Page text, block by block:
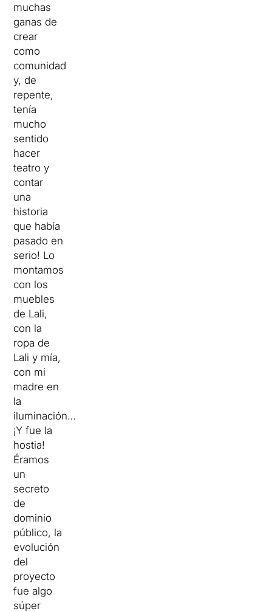
muchas
ganas de
crear
como
comunidad
y, de
repente,
tenía
mucho
sentido
hacer
teatro y
contar
una
historia
que había
pasado en
serio! Lo
montamos
con los
muebles
de Lali,
con la
ropa de
Lali y mía,
con mi
madre en
la
iluminación…
¡Y fue la
hostia!
Éramos
un
secreto
de
dominio
público, la
evolución
del
proyecto
fue algo
súper